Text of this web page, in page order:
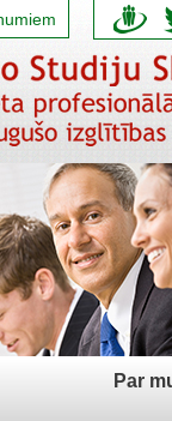
Par